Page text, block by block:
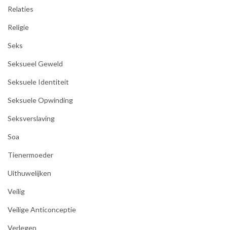
Relaties
Religie
Seks
Seksueel Geweld
Seksuele Identiteit
Seksuele Opwinding
Seksverslaving
Soa
Tienermoeder
Uithuwelijken
Veilig
Veilige Anticonceptie
Verlegen